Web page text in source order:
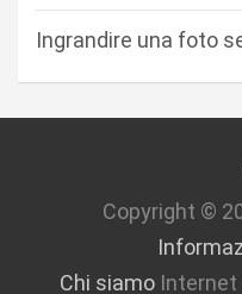
i
Ingrandire una foto
Copyright ©
Chi siamoInternet